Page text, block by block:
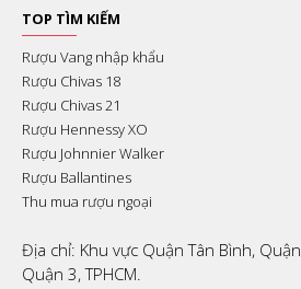
TOP TÌM KIẾM
Rượu Vang nhập khẩu
Rượu Chivas 18
Rượu Chivas 21
Rượu Hennessy XO
Rượu Johnnier Walker
Rượu Ballantines
Thu mua rượu ngoại
Địa chỉ: Khu vực Quận Tân Bình,
Quận 3, TPHCM.